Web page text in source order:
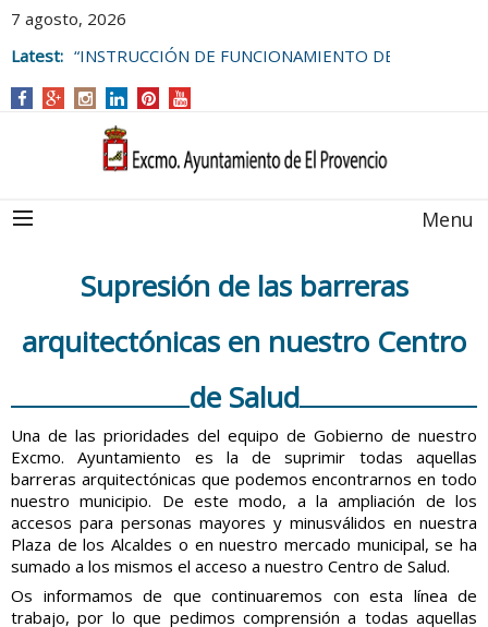
7 agosto, 2026
Latest: “INSTRUCCIÓN DE FUNCIONAMIENTO DE
AYUNTAMIENTO DE EL PROVENCIO
Menu
Supresión de las barreras
arquitectónicas en nuestro Centro
de Salud
Una de las prioridades del equipo de Gobierno de nuestro
Excmo. Ayuntamiento es la de suprimir todas aquellas
barreras arquitectónicas que podemos encontrarnos en todo
nuestro municipio. De este modo, a la ampliación de los
accesos para personas mayores y minusválidos en nuestra
Plaza de los Alcaldes o en nuestro mercado municipal, se ha
sumado a los mismos el acceso a nuestro Centro de Salud.
Os informamos de que continuaremos con esta línea de
trabajo, por lo que pedimos comprensión a todas aquellas